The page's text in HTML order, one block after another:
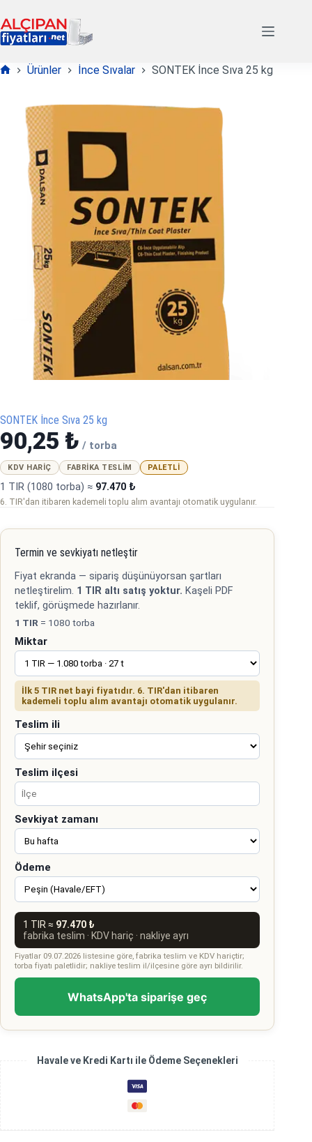
to
content
Ürünler İnce Sıvalar SONTEK İnce Sıva 25 kg
SONTEK İnce Sıva 25 kg
90,25 ₺ / torba
KDV HARIÇ FABRIKA TESLIM PALETLI
1 TIR (1080 torba) ≈ 97.470 ₺
6. TIR'dan itibaren kademeli toplu alım avantajı otomatik uygulanır.
Termin ve sevkiyatı netleştir
Fiyat ekranda — sipariş düşünüyorsan şartları
netleştirelim. 1 TIR altı satış yoktur. Kaşeli PDF
teklif, görüşmede hazırlanır.
1 TIR = 1080 torba
Miktar
İlk 5 TIR net bayi fiyatıdır. 6. TIR'dan itibaren
kademeli toplu alım avantajı otomatik uygulanır.
Teslim ili
Teslim ilçesi
Sevkiyat zamanı
Ödeme
1 TIR ≈ 97.470 ₺
fabrika teslim · KDV hariç · nakliye ayrı
Fiyatlar 09.07.2026 listesine göre, fabrika teslim ve KDV hariçtir;
torba fiyatı paletlidir; nakliye teslim il/ilçesine göre ayrı bildirilir.
WhatsApp'ta siparişe geç
Havale ve Kredi Kartı ile Ödeme Seçenekleri